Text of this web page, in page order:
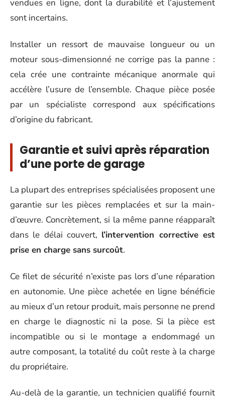
vendues en ligne, dont la durabilité et l’ajustement
sont incertains.
Installer un ressort de mauvaise longueur ou un
moteur sous-dimensionné ne corrige pas la panne :
cela crée une contrainte mécanique anormale qui
accélère l’usure de l’ensemble. Chaque pièce posée
par un spécialiste correspond aux spécifications
d’origine du fabricant.
Garantie et suivi après réparation
d’une porte de garage
La plupart des entreprises spécialisées proposent une
garantie sur les pièces remplacées et sur la main-
d’œuvre. Concrètement, si la même panne réapparaît
dans le délai couvert, l’intervention corrective est
prise en charge sans surcoût.
Ce filet de sécurité n’existe pas lors d’une réparation
en autonomie. Une pièce achetée en ligne bénéficie
au mieux d’un retour produit, mais personne ne prend
en charge le diagnostic ni la pose. Si la pièce est
incompatible ou si le montage a endommagé un
autre composant, la totalité du coût reste à la charge
du propriétaire.
Au-delà de la garantie, un technicien qualifié fournit